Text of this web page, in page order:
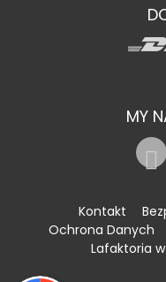
MY
Kontakt
Ochrona Danych
Lafaktoria